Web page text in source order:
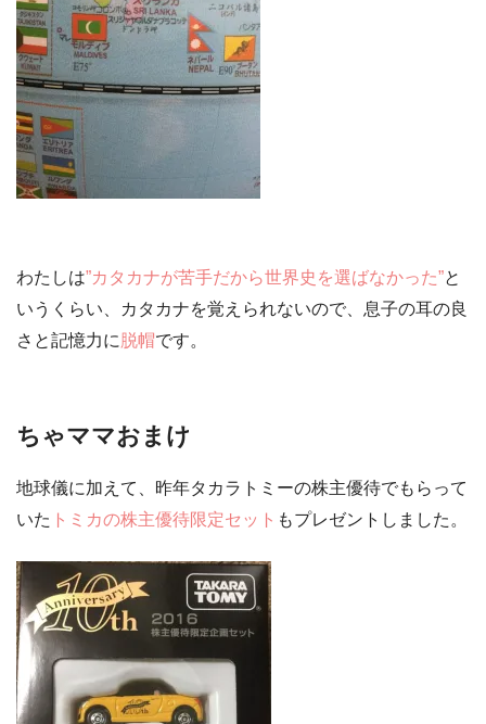
わたしは”カタカナが苦手だから世界史を選ばなかった”と
いうくらい、カタカナを覚えられないので、息子の耳の良
さと記憶力に 脱帽です。
ちゃママおまけ
地球儀に加えて、昨年タカラトミーの株主優待でもらって
いた トミカの株主優待限定セット もプレゼントしました。